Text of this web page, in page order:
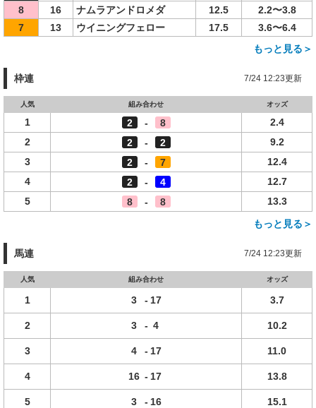
8
16 ナムラアンドロメダ 12.5
2.2〜3.8
7
13 ウイニングフェロー 17.5
3.6〜6.4
もっと見る＞
枠連 7/24 12:23更新
人気 組み合わせ オッズ
1 2 - 8
2.4
2
2 - 2
9.2
3
2 - 7
12.4
4
2 - 4
12.7
5
8 - 8
13.3
もっと見る＞
馬連 7/24 12:23更新
人気 組み合わせ オッズ
1 3 - 17 3.7
2 3 - 4 10.2
3 4 - 17 11.0
4 16 - 17 13.8
5 3 - 16 15.1